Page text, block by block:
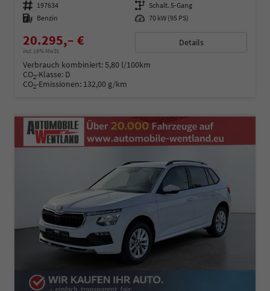
Fahrzeugnummer 197634 Getriebe Schalt. 5-Gang
Kraftstoff Benzin Leistung 70 kW (95 PS)
20.295,– €
incl. 19% MwSt.
Details
Verbrauch kombiniert:5,80 l/100km
CO2-Klasse: D
CO2-Emissionen: 132,00 g/km